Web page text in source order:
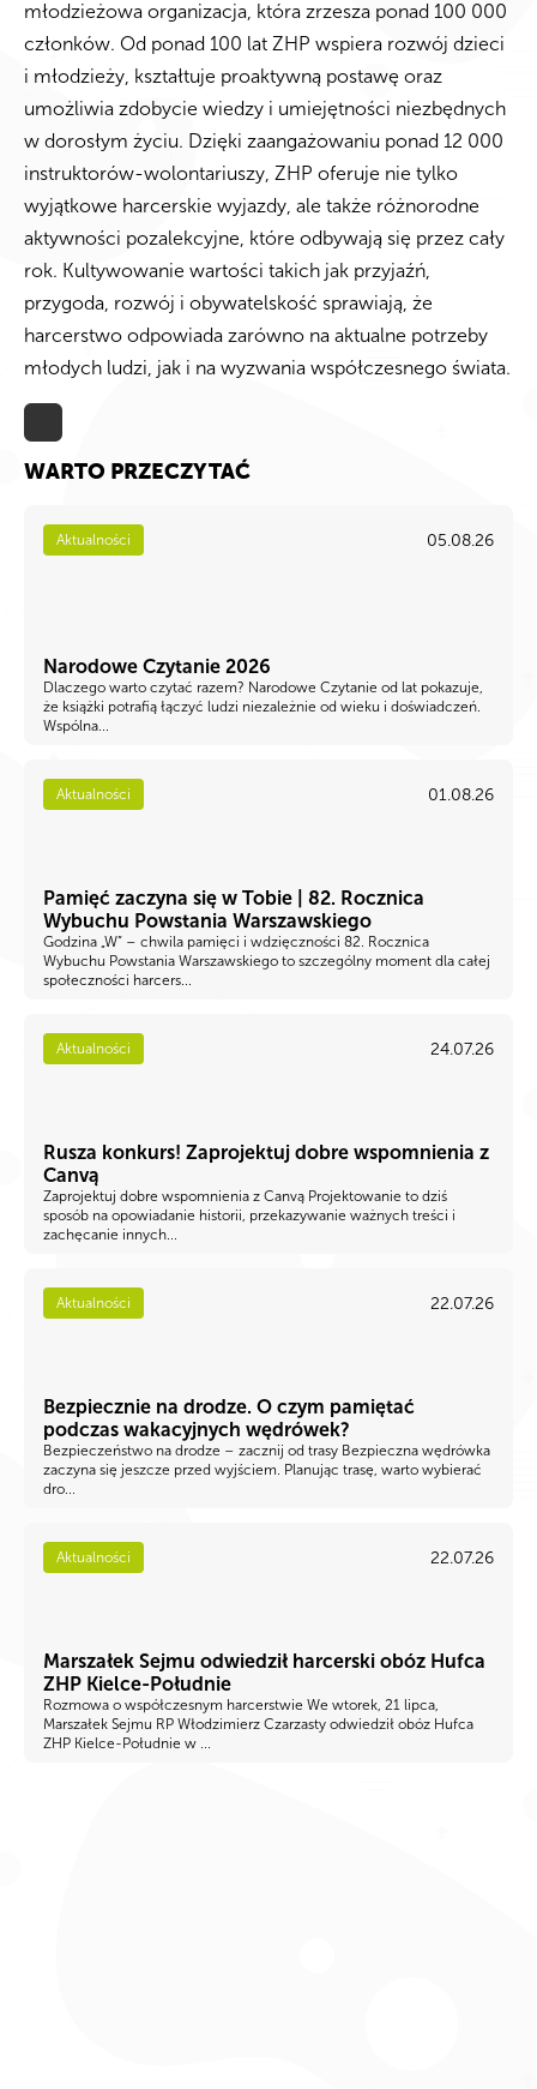
młodzieżowa organizacja, która zrzesza ponad 100 000
członków. Od ponad 100 lat ZHP wspiera rozwój dzieci
i młodzieży, kształtuje proaktywną postawę oraz
umożliwia zdobycie wiedzy i umiejętności niezbędnych
w dorosłym życiu. Dzięki zaangażowaniu ponad 12 000
instruktorów-wolontariuszy, ZHP oferuje nie tylko
wyjątkowe harcerskie wyjazdy, ale także różnorodne
aktywności pozalekcyjne, które odbywają się przez cały
rok. Kultywowanie wartości takich jak przyjaźń,
przygoda, rozwój i obywatelskość sprawiają, że
harcerstwo odpowiada zarówno na aktualne potrzeby
młodych ludzi, jak i na wyzwania współczesnego świata.
WARTO PRZECZYTAĆ
Aktualności 05.08.26
Narodowe Czytanie 2026
Dlaczego warto czytać razem? Narodowe Czytanie od lat pokazuje,
że książki potrafią łączyć ludzi niezależnie od wieku i doświadczeń.
Wspólna...
Aktualności 01.08.26
Pamięć zaczyna się w Tobie | 82. Rocznica
Wybuchu Powstania Warszawskiego
Godzina „W” – chwila pamięci i wdzięczności 82. Rocznica
Wybuchu Powstania Warszawskiego to szczególny moment dla całej
społeczności harcers...
Aktualności 24.07.26
Rusza konkurs! Zaprojektuj dobre wspomnienia z
Canvą
Zaprojektuj dobre wspomnienia z Canvą Projektowanie to dziś
sposób na opowiadanie historii, przekazywanie ważnych treści i
zachęcanie innych...
Aktualności 22.07.26
Bezpiecznie na drodze. O czym pamiętać
podczas wakacyjnych wędrówek?
Bezpieczeństwo na drodze – zacznij od trasy Bezpieczna wędrówka
zaczyna się jeszcze przed wyjściem. Planując trasę, warto wybierać
dro...
Aktualności 22.07.26
Marszałek Sejmu odwiedził harcerski obóz Hufca
ZHP Kielce-Południe
Rozmowa o współczesnym harcerstwie We wtorek, 21 lipca,
Marszałek Sejmu RP Włodzimierz Czarzasty odwiedził obóz Hufca
ZHP Kielce-Południe w ...